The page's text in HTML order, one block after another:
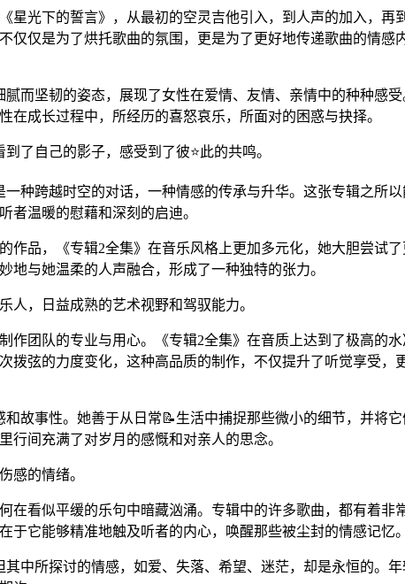
光下的誓言》，从最初的空灵吉他引入，到人声的加入，再
仅是为了烘托歌曲的氛围，更是为了更好地传递歌曲的情感
而坚韧的姿态，展现了女性在爱情、友情、亲情中的种种感
成长过程中，所经历的喜怒哀乐，所面对的困惑与抉择。
了自己的影子，感受到了彼⭐此的共鸣。
种跨越时空的对话，一种情感的传承与升华。这张专辑之所
者温暖的慰藉和深刻的启迪。
品，《专辑2全集》在音乐风格上更加多元化，她大胆尝试
与她温柔的人声融合，形成了一种独特的张力。
，日益成熟的艺术视野和驾驭能力。
团队的专业与用心。《专辑2全集》在音质上达到了极高的
弦的力度变化，这种高品质的制作，不仅提升了听觉享受，
故事性。她善于从日常📝生活中捕捉那些微小的细节，并将
间充满了对岁月的感慨和对亲人的思念。
感的情绪。
看似平缓的乐句中暗藏汹涌。专辑中的许多歌曲，都有着非
它能够精准地触及听者的内心，唤醒那些被尘封的情感记忆。
中所探讨的情感，如爱、失落、希望、迷茫，却是永恒的。